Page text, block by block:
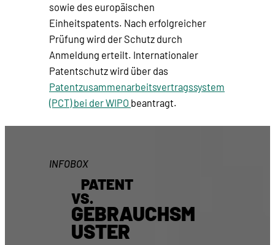
sowie des europäischen
Einheitspatents. Nach erfolgreicher
Prüfung wird der Schutz durch
Anmeldung erteilt. Internationaler
Patentschutz wird über das
Patentzusammenarbeitsvertragssystem
(PCT) bei der WIPO beantragt.
INFOBOX
PATENT
VS.
GEBRAUCHSM
USTER